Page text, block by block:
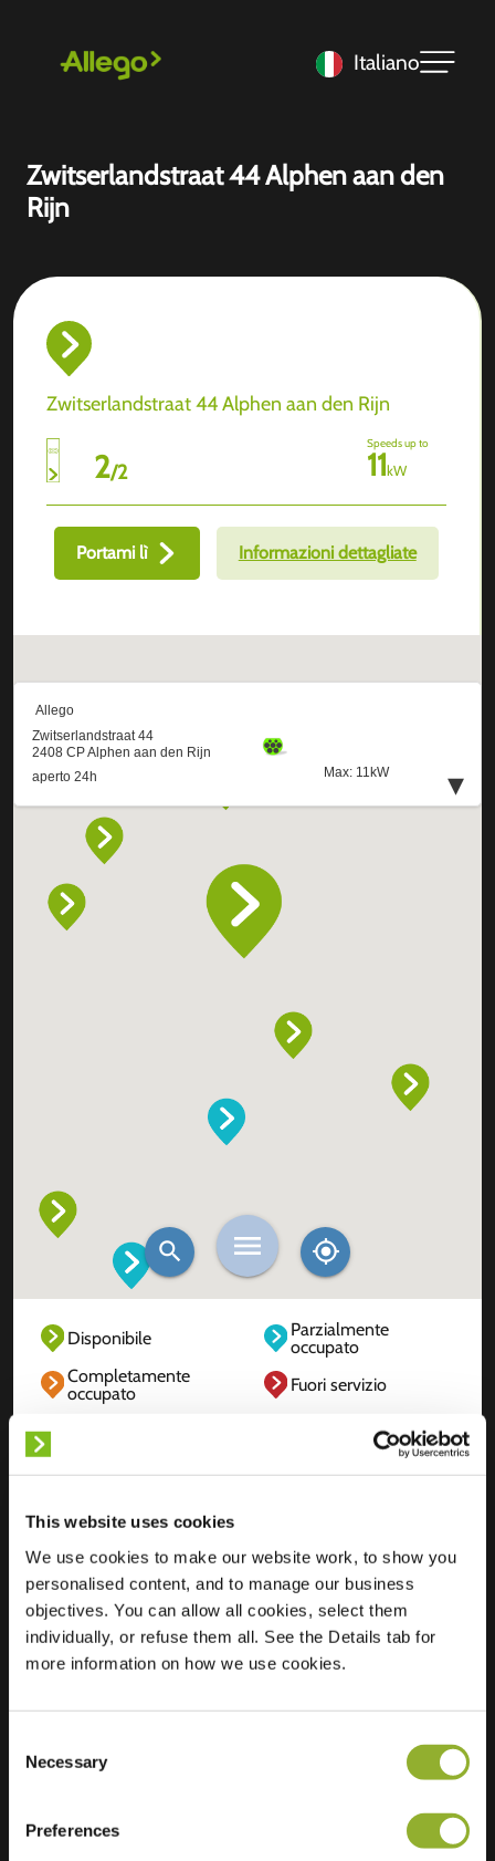
This website uses cookies
We use cookies to make our website work, to show you
personalised content, and to manage our business
objectives. You can allow all cookies, select them
individually, or refuse them all. See the Details tab for
more information on how we use cookies.
Selection
Necessary
Preferences
Italiano
Zwitserlandstraat 44 Alphen aan den
Rijn
Zwitserlandstraat 44 Alphen aan den Rijn
2/2
Speeds up to
11kW
Portami lì Informazioni dettagliate
Disponibile
Parzialmente
occupato
Completamente
occupato
Fuori servizio
Posizione
Zwitserlandstraat 44
2408 CP Alphen
aan den Rijn
Paesi Bassi
Regular Charging 2 of 2 available